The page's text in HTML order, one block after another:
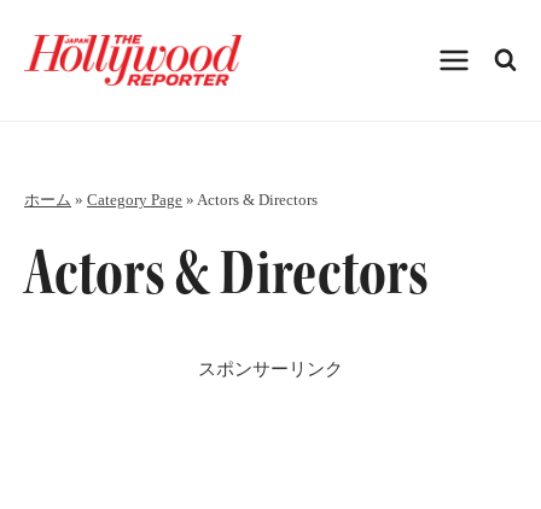
ホーム » Category Page » Actors & Directors
Actors & Directors
スポンサーリンク